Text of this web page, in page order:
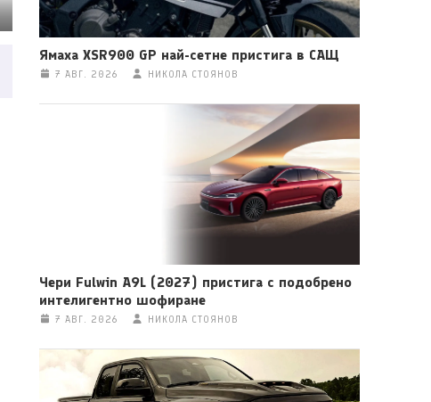
Ямаха XSR900 GP най-сетне пристига в САЩ
7 АВГ. 2026 НИКОЛА СТОЯНОВ
Чери Fulwin A9L (2027) пристига с подобрено
интелигентно шофиране
7 АВГ. 2026 НИКОЛА СТОЯНОВ